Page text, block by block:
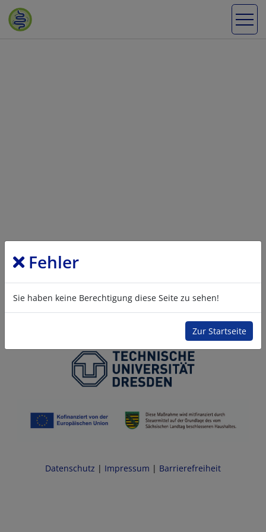
Fehler
Sie haben keine Berechtigung diese Seite zu sehen!
Zur Startseite
Datenschutz | Impressum | Barrierefreiheit